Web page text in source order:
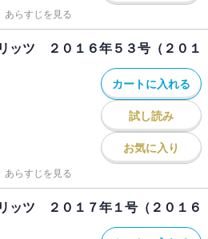
あらすじを見る
ッツ ２０１６年５３号（２０１
カートに入れる
試し読み
お気に入り
あらすじを見る
ッツ ２０１７年１号（２０１６